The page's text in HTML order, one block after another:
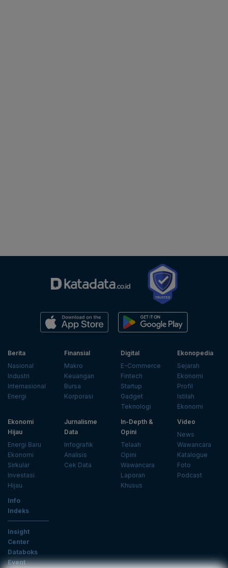
Berita
Nasional
Industri
Internasional
Energi
Finansial
Makro
Keuangan
Bursa
Korporasi
Digital
E-Commerce
Fintech
Startup
Gadget
Teknologi
Ekonopedia
Sejarah
Ekonomi
Profil
Istilah
Ekonomi
Ekonomi
Hijau
Energi Baru
Ekonomi
Sirkular
Investasi
Hijau
Jurnalisme
Data
Infografik
Analisis
Cek Data
In-Depth &
Opini
Telaah
Opini
Wawancara
Laporan
Khusus
Video
News
Wawancara
Katalogue
Foto
Podcast
Info
Indeks
Insight
Center
Databoks
Event